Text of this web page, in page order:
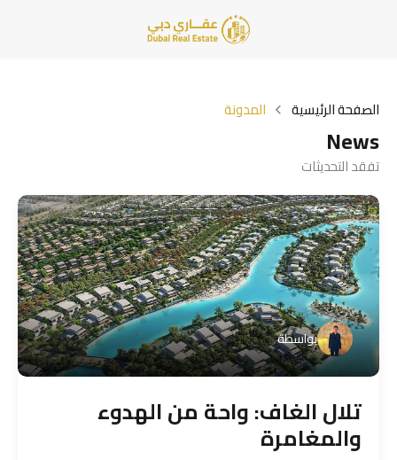
الصفحة الرئيسية المدونة
News
تفقد التحديثات
بواسطة
تلال الغاف: واحة من الهدوء
والمغامرة